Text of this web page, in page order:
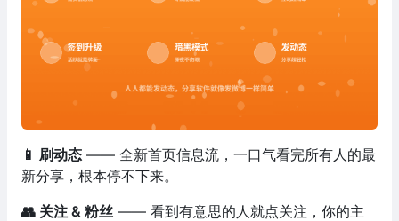
📱 刷动态 —— 全新首页信息流，一口气看完所有人的最
新分享，根本停不下来。
👥 关注 & 粉丝 —— 看到有意思的人就点关注，你的主